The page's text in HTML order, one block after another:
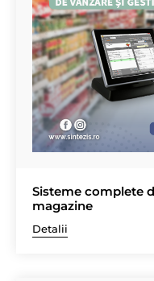
Sisteme complete
magazine
Detalii